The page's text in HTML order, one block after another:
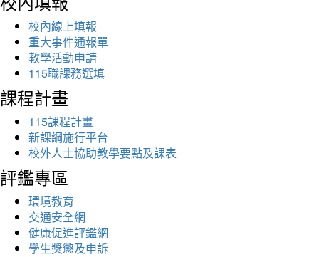
校內線上填報
重大事件通報單
教學活動申請
115職課務選填
課程計畫
115課程計畫
新課綱施行平台
校外人士協助教學要點及課表
評鑑專區
環境教育
交通安全網
健康促進評鑑網
學生獎懲及申訴